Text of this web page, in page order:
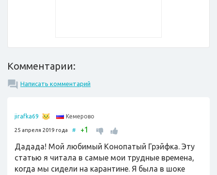
Комментарии:
Написать комментарий
jirafka69 Кемерово
25 апреля 2019 года # +1
Дадада! Мой любимый Конопатый Грэйфка. Эту
статью я читала в самые мои трудные времена,
когда мы сидели на карантине. Я была в шоке